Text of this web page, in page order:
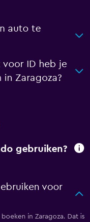
auto te
ID heb je
Zaragoza?
gebruiken?
voor
in Zaragoza. Dat is